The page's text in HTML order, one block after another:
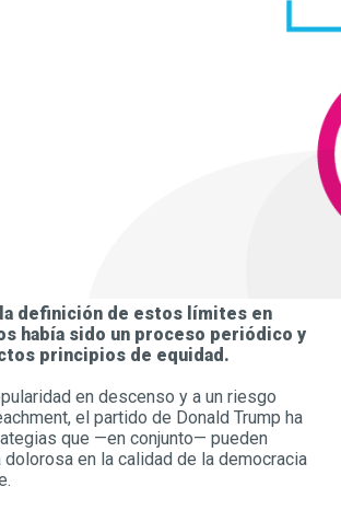
definición de estos límites en
había sido un proceso periódico y
principios de equidad.
en descenso y a un riesgo
el partido de Donald Trump ha
que —en conjunto— pueden
dolorosa en la calidad de la democracia